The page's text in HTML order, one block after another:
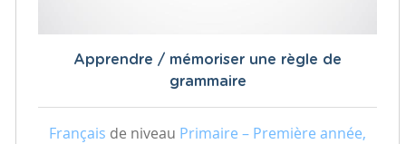
Apprendre / mémoriser une règle de
grammaire
Français de niveau Primaire – Première année,